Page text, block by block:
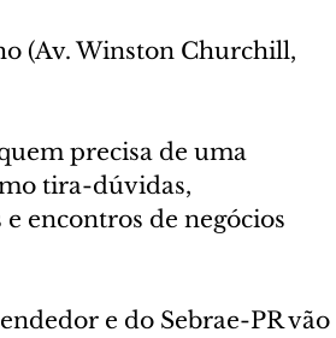
(Av. Winston Churchill,
precisa de uma
tira-dúvidas,
encontros de negócios
e do Sebrae-PR vão